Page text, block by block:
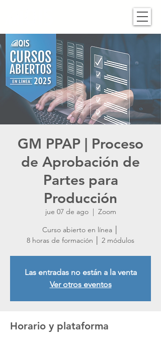
GM PPAP | Proceso
de Aprobación de
Partes para
Producción
jue 07 de ago
  |
Zoom
Curso abierto en línea │
8 horas de formación │ 2 módulos
Las entradas no están a la venta
Ver otros eventos
Horario y plataforma